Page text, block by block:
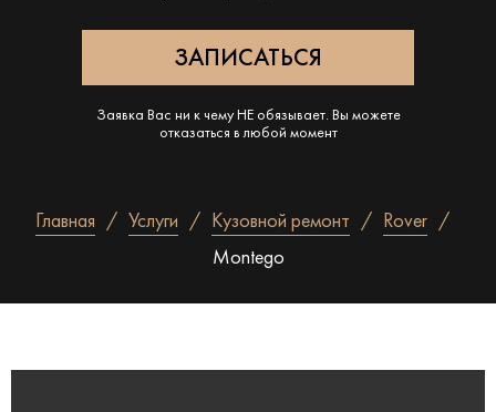
Заявка Вас ни к чему НЕ обязывает. Вы можете
отказаться в любой момент
Главная Услуги Кузовной ремонт
Rover
Montego